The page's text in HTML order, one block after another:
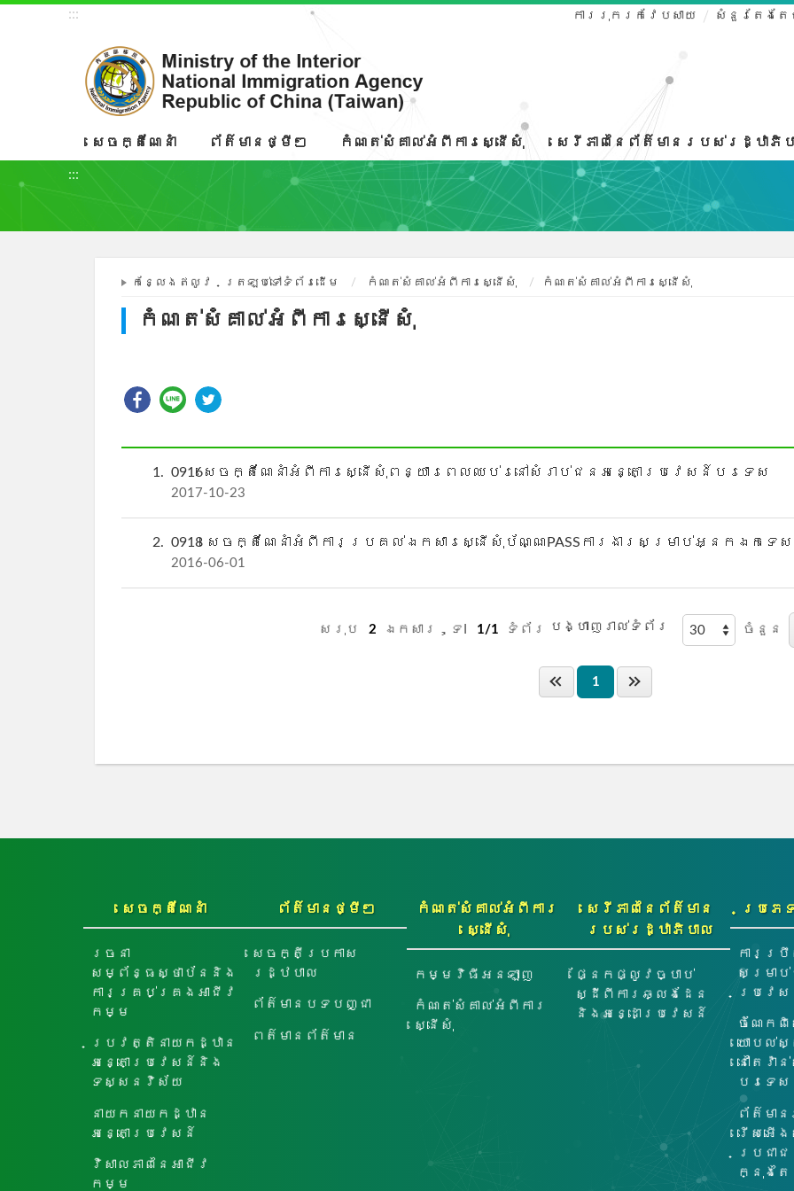
::: ការរុករកវែបសាយ សំនួរតែងត
សេចក្តីណែនាំ ព័ត៌មានថ្មីៗ កំណត់សំគាល់អំពីការស្នើសុំ សេរីភាពនៃព័ត៌មានរបស់រដ្ឋាភិប
:::
កន្លែងឥលូវ ត្រឡប់ទៅទំព័រដើម កំណត់សំគាល់អំពីការស្នើសុំ កំណត់សំគាល់អំពីការស្នើសុំ
កំណត់សំគាល់អំពីការស្នើសុំ
1 0916សេចក្តីណែនាំអំពីការស្នើសុំពន្យារពេលឈប់រនៅសំរាប់ជនអន្តោប្រវេសន៍បរទេស
2017-10-23
2 0918 សេចក្តីណែនាំអំពីការប្រគល់ឯកសារស្នើសុំប័ណ្ណPASSការងារសម្រាប់អ្នកឯកទេ
2016-06-01
សរុប 2 ឯកសារ，ទI 1/1 ទំព័រ បង្ហាញរាល់ទំព័រ ចំនួន
1
សេចក្តីណែនាំ
រចនា
សម្ព័ន្ធស្ថាប័ននិង
ការគ្រប់គ្រងអាជីវ
កម្ម
ប្រវត្តិនាយកដ្ឋាន
អន្តោប្រវេសន៍និង
ទស្សនវិស័យ
នាយកនាយកដ្ឋាន
អន្តោប្រវេសន៍
វិសាលភាពនៃអាជីវ
កម្ម
ព័ត៌មានថ្មីៗ
សេចក្តីប្រកាស
រដ្ឋបាល
ព័ត៌មានបទបញ្ជា
ពត៌មានព័ត៌មាន
កំណត់សំគាល់អំពីការ
ស្នើសុំ
កម្មវិធីអនឡាញ
កំណត់សំគាល់អំពីការ
ស្នើសុំ
សេរីភាពនៃព័ត៌មាន
របស់រដ្ឋាភិបាល
ផ្នែកផ្លូវច្បាប់
ស្ដីពីការឆ្លងដែន
និងអន្ដោប្រវេសន៍
ប្រភេ
ការប្
សម្រា
ប្រវេ
ចំណែកពិ
យោបល់
នៅតៃវ៉ា
បរទេស
ព័ត៌មា
រើសអើ
ប្រជាជ
ក្នុងតៃ